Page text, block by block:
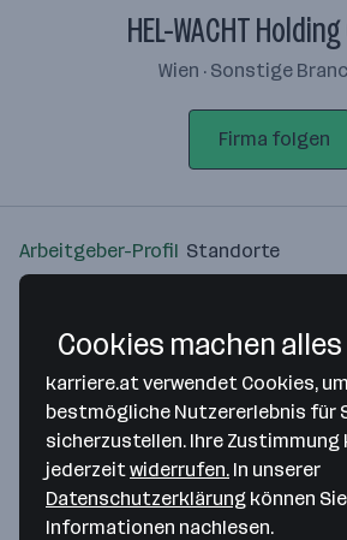
HEL-WACHT
Wien · Sonstige
Firma folgen
Arbeitgeber-Profil Standorte
Bitte stimme unseren
Richtlinien zu, um
anzuzeigen.
Cookies machen
karriere.at verwendet Cookies,
bestmögliche Nutzererlebnis für
sicherzustellen. Ihre Zustimmung
jederzeitwiderrufen. In unserer
Datenschutzerklärung können
Informationen nachlesen.